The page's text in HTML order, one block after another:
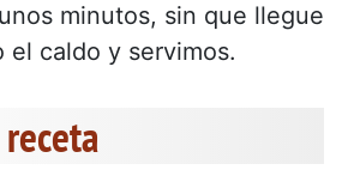
minutos, sin que llegue
el caldo y servimos.